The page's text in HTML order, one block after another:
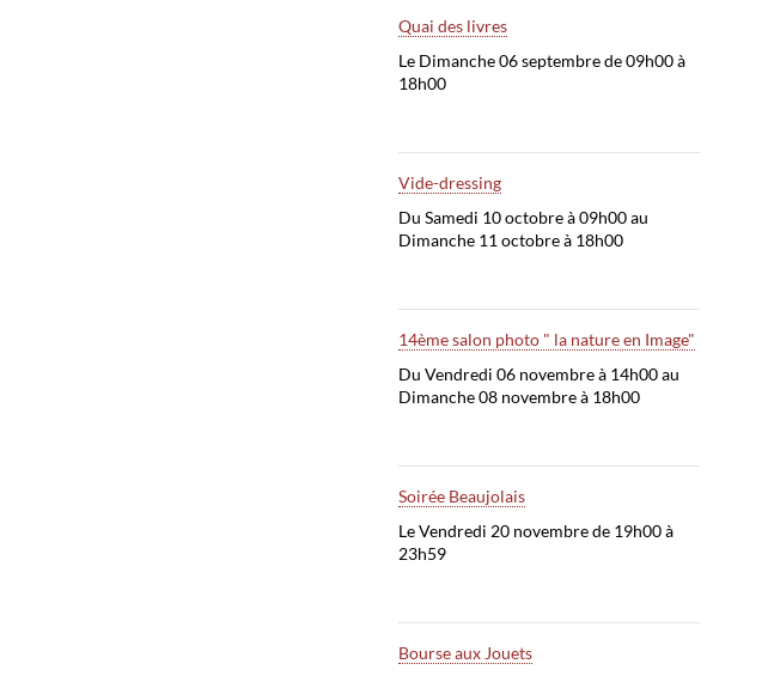
Quai des livres
Le Dimanche 06 septembre de 09h00 à
18h00
Vide-dressing
Du Samedi 10 octobre à 09h00 au
Dimanche 11 octobre à 18h00
14ème salon photo " la nature en Image"
Du Vendredi 06 novembre à 14h00 au
Dimanche 08 novembre à 18h00
Soirée Beaujolais
Le Vendredi 20 novembre de 19h00 à
23h59
Bourse aux Jouets